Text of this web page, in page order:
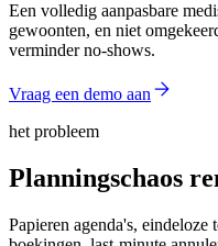
Een volledig aanpasbare
gewoonten, en niet
verminder no-shows.
Vraag een demo aan
het probleem
Planningschaos
Papieren agenda's, eindeloze